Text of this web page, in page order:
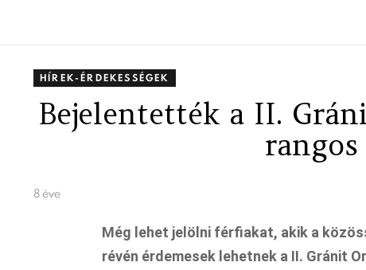
HÍREK-ÉRDEKESSÉGEK
Bejelentették a II.
8 éve
Még lehet jelölni férfiakat, akik a
révén érdemesek lehetnek a II. Gránit